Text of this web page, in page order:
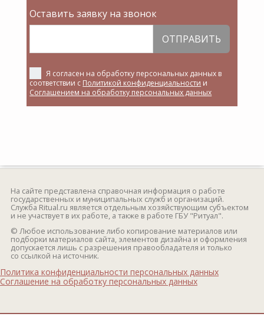
Оставить заявку на звонок
ОТПРАВИТЬ
Я согласен на обработку персональных данных в
соответствии с Политикой конфиденциальности и
Соглашением на обработку персональных данных
На сайте представлена справочная информация о работе
государственных и муниципальных служб и организаций.
Служба Ritual.ru является отдельным хозяйствующим субъектом
и не участвует в их работе, а также в работе ГБУ "Ритуал".
© Любое использование либо копирование материалов или
подборки материалов сайта, элементов дизайна и оформления
допускается лишь с разрешения правообладателя и только
со ссылкой на источник.
Политика конфиденциальности персональных данных
Соглашение на обработку персональных данных